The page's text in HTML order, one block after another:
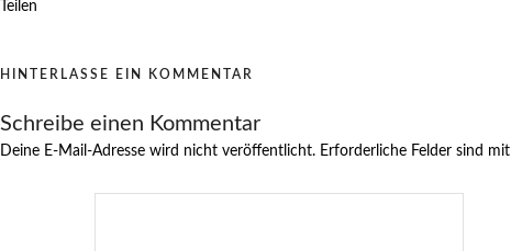
Teilen
HINTERLASSE EIN KOMMENTAR
Schreibe einen Kommentar
Deine E-Mail-Adresse wird nicht veröffentlicht. Erforderliche Felder sind mit